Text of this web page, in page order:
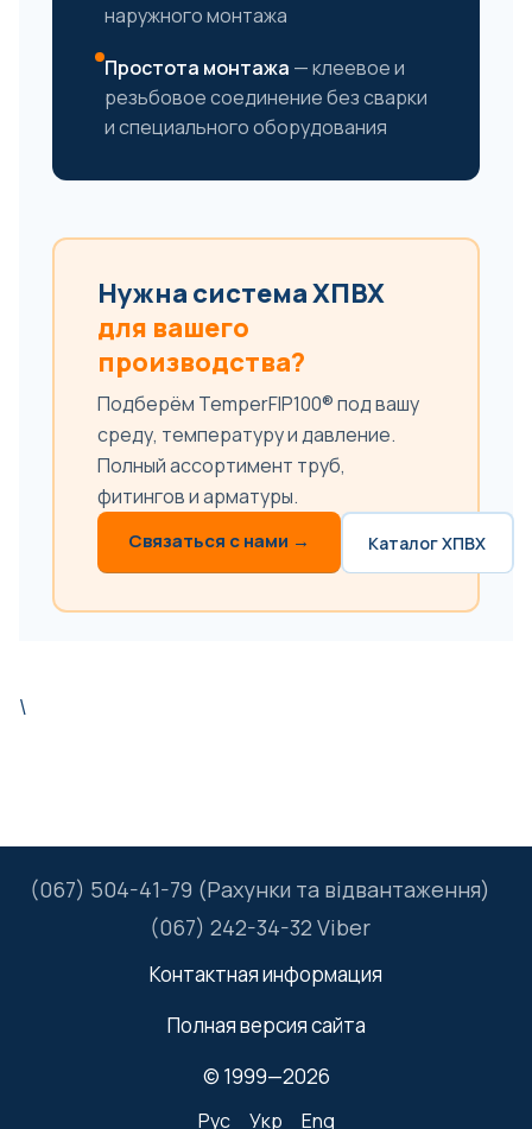
наружного монтажа
Простота монтажа — клеевое и
резьбовое соединение без сварки
и специального оборудования
Нужна система ХПВХ
для вашего
производства?
Подберём TemperFIP100® под вашу
среду, температуру и давление.
Полный ассортимент труб,
фитингов и арматуры.
Связаться с нами → Каталог ХПВХ
\
(067) 504-41-79 (Рахунки та відвантаження)
(067) 242-34-32 Viber
Контактная информация
Полная версия сайта
© 1999—2026
Рус Укр Eng